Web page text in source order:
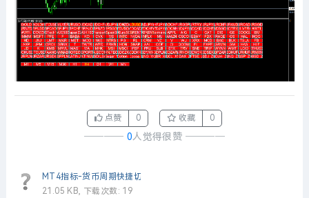
点赞 0 收藏 0
──── 0人觉得很赞 ────
MT4指标-货币周期快捷切换.ex4
21.05 KB, 下载次数: 19